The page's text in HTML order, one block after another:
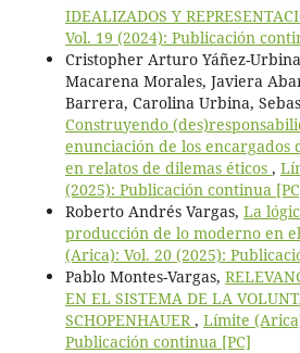
IDEALIZADOS Y
Vol. 19 (2024): Publicación
Cristopher Arturo Yáñez-
Macarena Morales, Javiera
Barrera, Carolina Urbina,
Construyendo
enunciación de los encargados
en relatos de dilemas éticos ,
(2025): Publicación continua
Roberto Andrés Vargas, La
producción de lo moderno en
(Arica): Vol. 20 (2025):
Pablo Montes-Vargas,
EN EL SISTEMA DE LA
SCHOPENHAUER , Límite
Publicación continua [PC]